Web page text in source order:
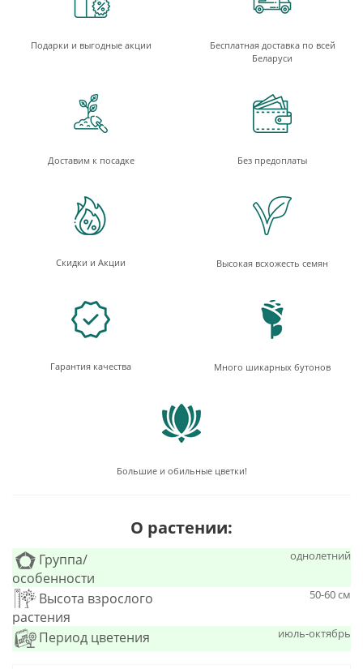
Подарки и выгодные акции
Бесплатная доставка по всей
Беларуси
Доставим к посадке Без предоплаты
Скидки и Акции Высокая всхожесть семян
Гарантия качества Много шикарных бутонов
Большие и обильные цветки!
О растении:
Группа/
особенности
однолетний
Высота взрослого
растения
50-60 см
Период цветения июль-октябрь